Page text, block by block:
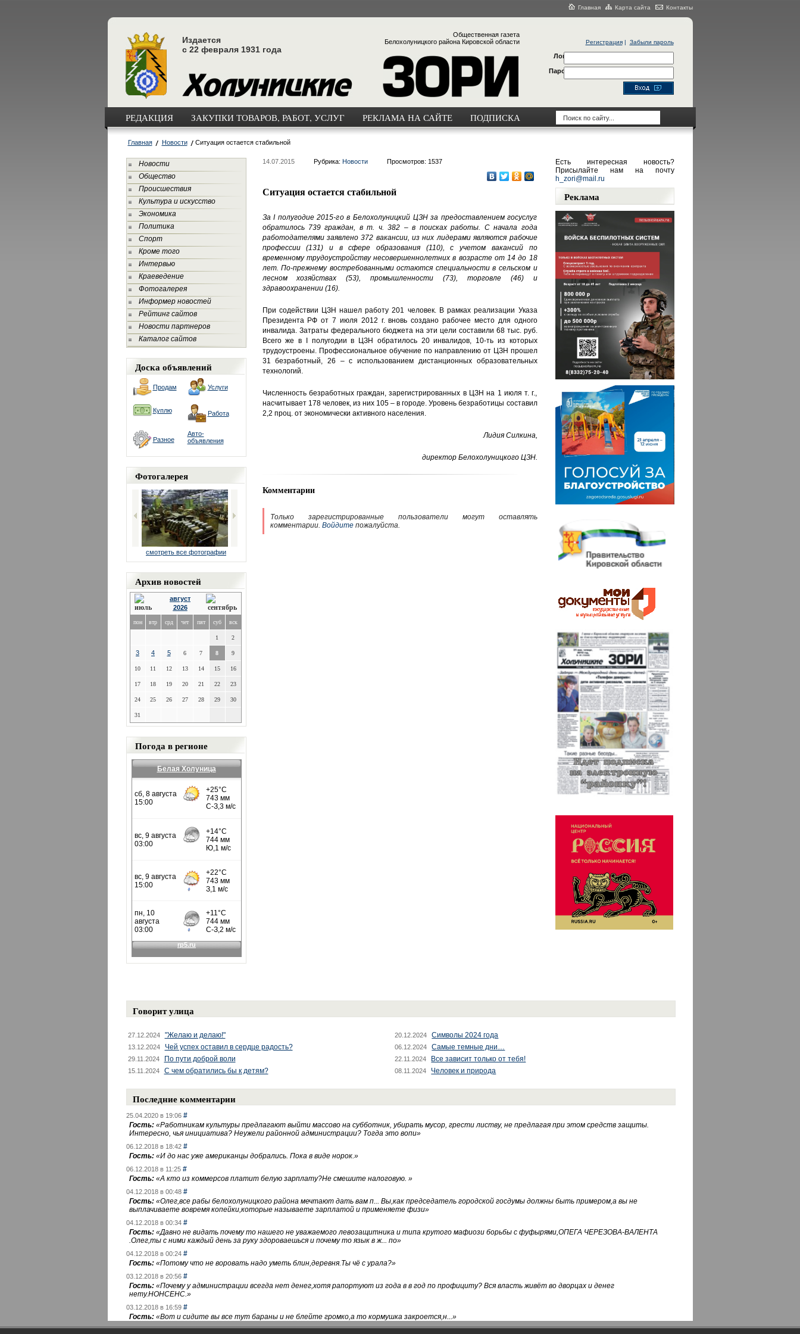
Главная Карта сайта Контакты
Издается
с 22 февраля 1931 года
Общественная газета
Белохолуницкого района Кировской области
Регистрация| Забыли пароль
Логин
Пароль
РЕДАКЦИЯ ЗАКУПКИ ТОВАРОВ, РАБОТ, УСЛУГ РЕКЛАМА НА САЙТЕ ПОДПИСКА
Главная Новости Ситуация остается стабильной
Новости
Общество
Происшествия
Культура и искусство
Экономика
Политика
Спорт
Кроме того
Интервью
Краеведение
Фотогалерея
Информер новостей
Рейтинг сайтов
Новости партнеров
Каталог сайтов
Доска объявлений
Продам Услуги
Куплю Работа
Разное
Авто-
объявления
Фотогалерея
смотреть все фотографии
Архив новостей
август
2026
пон втр срд чет пят суб вск
1 2
3 4 5 6 7 8 9
10 11 12 13 14 15 16
17 18 19 20 21 22 23
24 25 26 27 28 29 30
31
Погода в регионе
Белая Холуница
14.07.2015 Рубрика: Новости Просмотров: 1537
Ситуация остается стабильной
За I полугодие 2015-го в Белохолуницкий ЦЗН за предоставлением госуслуг
обратилось 739 граждан, в т. ч. 382 – в поисках работы. С начала года
работодателями заявлено 372 вакансии, из них лидерами являются рабочие
профессии (131) и в сфере образования (110), с учетом вакансий по
временному трудоустройству несовершеннолетних в возрасте от 14 до 18
лет. По-прежнему востребованными остаются специальности в сельском и
лесном хозяйствах (53), промышленности (73), торговле (46) и
здравоохранении (16).
При содействии ЦЗН нашел работу 201 человек. В рамках реализации Указа
Президента РФ от 7 июля 2012 г. вновь создано рабочее место для одного
инвалида. Затраты федерального бюджета на эти цели составили 68 тыс. руб.
Всего же в I полугодии в ЦЗН обратилось 20 инвалидов, 10-ть из которых
трудоустроены. Профессиональное обучение по направлению от ЦЗН прошел
31 безработный, 26 – с использованием дистанционных образовательных
технологий.
Численность безработных граждан, зарегистрированных в ЦЗН на 1 июля т. г.,
насчитывает 178 человек, из них 105 – в городе. Уровень безработицы составил
2,2 проц. от экономически активного населения.
Лидия Силкина,
директор Белохолуницкого ЦЗН.
Комментарии
Только зарегистрированные пользователи могут оставлять
комментарии. Войдитепожалуйста.
Есть интересная новость?
Присылайте нам на почту
h_zori@mail.ru
Реклама
Говорит улица
27.12.2024 "Желаю и делаю!" 20.12.2024 Символы 2024 года
13.12.2024 Чей успех оставил в сердце радость? 06.12.2024 Самые темные дни…
29.11.2024 По пути доброй воли 22.11.2024 Все зависит только от тебя!
15.11.2024 С чем обратились бы к детям? 08.11.2024 Человек и природа
Последние комментарии
25.04.2020 в 19:06 #
Гость: «Работникам культуры предлагают выйти массово на субботник, убирать мусор, грести листву, не предлагая при этом средств защиты.
Интересно, чья инициатива? Неужели районной администрации? Тогда это вопи»
06.12.2018 в 18:42 #
Гость: «И до нас уже американцы добрались. Пока в виде норок.»
06.12.2018 в 11:25 #
Гость: «А кто из коммерсов платит белую зарплату?Не смешите налоговую. »
04.12.2018 в 00:48 #
Гость: «Олег,все рабы белохолуницкого района мечтают дать вам п... Вы,как председатель городской госдумы должны быть примером,а вы не
выплачиваете вовремя копейки,которые называете зарплатой и применяете физи»
04.12.2018 в 00:34 #
Гость: «Давно не видать почему то нашего не уважаемого левозащитника и типа крутого мафиози борьбы с фуфырями,ОПЕГА ЧЕРЕЗОВА-ВАЛЕНТА
.Олег,ты с ними каждый день за руку здороваешься и почему то язык в ж... по»
04.12.2018 в 00:24 #
Гость: «Потому что не воровать надо уметь блин,деревня.Ты чё с урала?»
03.12.2018 в 20:56 #
Гость: «Почему у администрации всегда нет денег,хотя рапортуют из года в в год по профициту? Вся власть живёт во дворцах и денег
нету.НОНСЕНС.»
03.12.2018 в 16:59 #
Гость: «Вот и сидите вы все тут бараны и не блейте громко,а то кормушка закроется,н...»